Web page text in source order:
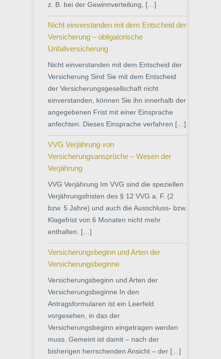
z. B. bei der Gewinnverteilung, […]
Nicht einverstanden mit dem Entscheid der
Versicherung – obligatorische
Unfallversicherung
Nicht einverstanden mit dem Entscheid der
Versicherung Sind Sie mit dem Entscheid
der Versicherungsgesellschaft nicht
einverstanden, können Sie ihn innerhalb der
angegebenen Frist mit einer Einsprache
anfechten. Dieses Einsprache verfahren […]
VVG Verjährung von
Versicherungsansprüche – Wesen der
Verjährung
VVG Verjährung Im VVG sind die speziellen
Verjährungsfristen des § 12 VVG a. F. (2
bzw. 5 Jahre) und auch die Ausschluss- bzw.
Klagefrist von 6 Monaten nicht mehr
enthalten. […]
Versicherungsbeginn und Arten der
Versicherungsbeginne
Versicherungsbeginn und Arten der
Versicherungsbeginne In den
Antragsformularen ist ein Leerfeld
vorgesehen, in das der
Versicherungsbeginn eingetragen werden
muss. Gemeint ist damit – nach der
bisherigen herrschenden Ansicht – der […]